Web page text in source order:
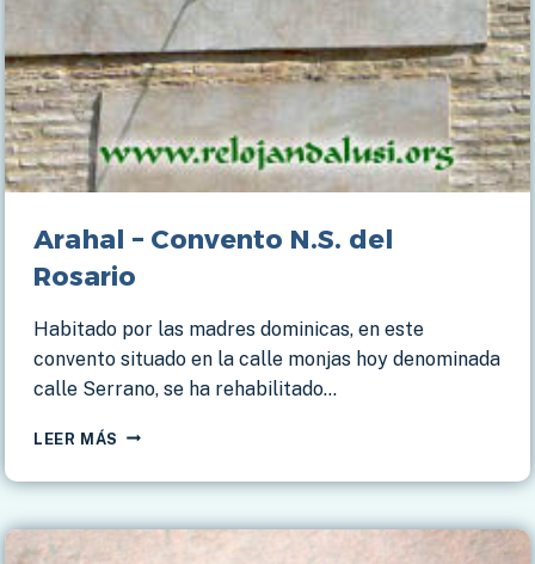
Arahal – Convento N.S. del
Rosario
Habitado por las madres dominicas, en este
convento situado en la calle monjas hoy denominada
calle Serrano, se ha rehabilitado…
LEER MÁS ARAHAL
CONVENTO
DEL